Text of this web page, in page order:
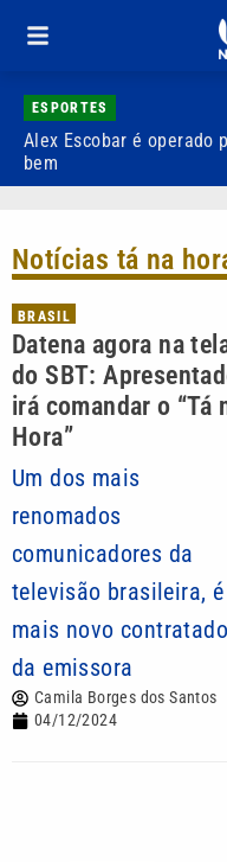
ESPORTES
Alex Escobar é operado
bem
Notícias tá na
BRASIL
Datena agora na
do SBT:
irá comandar o “Tá
Hora”
Um dos mais
renomados
comunicadores da
televisão brasileira,
mais novo contratado
da emissora
Camila Borges dos Santos
04/12/2024